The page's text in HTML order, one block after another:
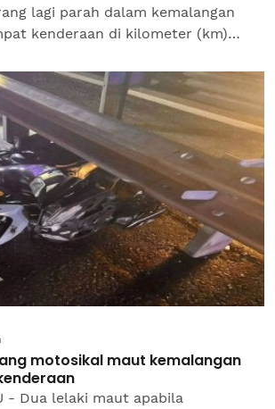
lagi parah dalam kemalangan
kenderaan di kilometer (km)
Polis...
motosikal maut kemalangan
- Dua lelaki maut apabila